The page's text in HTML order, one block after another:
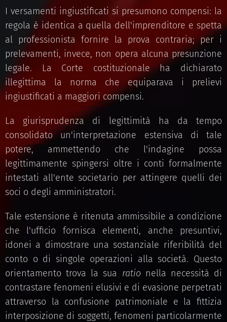
I versamenti ingiustificati si presumono compensi: la
regola è identica a quella dell'imprenditore e spetta
al professionista fornire la prova contraria; per i
prelevamenti, invece, non opera alcuna presunzione
legale. La Corte costituzionale ha dichiarato
illegittima la norma che equiparava i prelievi
ingiustificati a maggiori compensi.
La giurisprudenza di legittimità ha da tempo
consolidato un'interpretazione estensiva di tale
potere, ammettendo che l'indagine possa
legittimamente spingersi oltre i conti formalmente
intestati all'ente societario per attingere quelli dei
soci o degli amministratori.
Tale estensione è ritenuta ammissibile a condizione
che l'ufficio fornisca elementi, anche presuntivi,
idonei a dimostrare una sostanziale riferibilità del
conto o di singole operazioni alla società. Questo
orientamento trova la sua rationella necessità di
contrastare fenomeni elusivi e di evasione perpetrati
attraverso la confusione patrimoniale e la fittizia
interposizione di soggetti, fenomeni particolarmente